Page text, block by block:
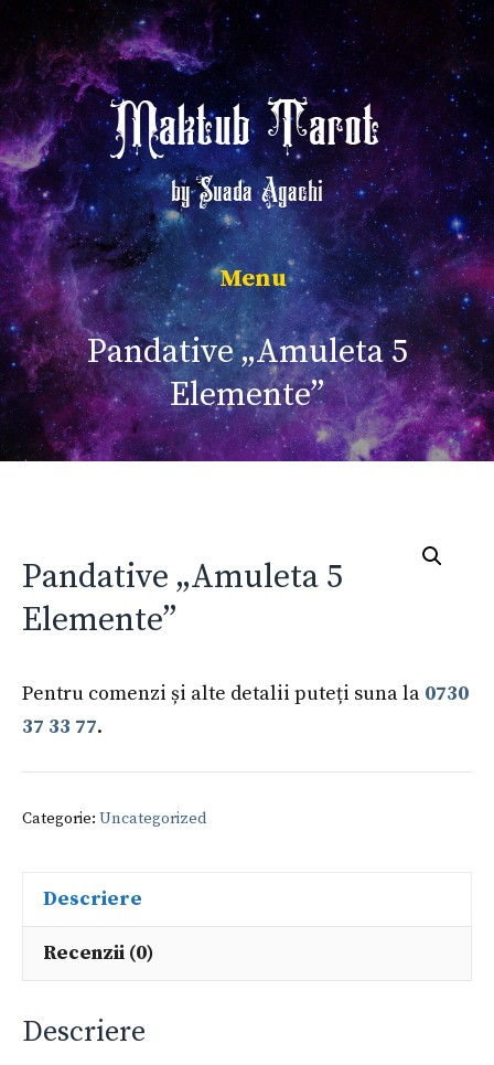
Sari
la
conținut
Maktub Tarot
by Suada Agachi
Meniu
Pandative „Amuleta 5
Elemente”
Pandative „Amuleta 5
Elemente”
Pentru comenzi și alte detalii puteți suna la 0730
37 33 77.
Categorie: Uncategorized
Descriere
Recenzii (0)
Descriere